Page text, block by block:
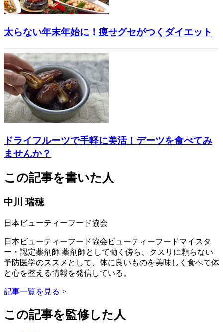
太らない年末年始に！痩せグセがつくダイエット
ドライフルーツで手軽に美活！デーツを食べてみ
ませんか？
この記事を書いた人
中川 瑞穂
日本ビューティーフード協会
日本ビューティーフード協会ビューティーフードマイスタ
ー・認定薬剤師 薬剤師として働く傍ら、クスリに頼らない
予防医学のススメとして、体に良いものを美味しく食べて体
と心を整える情報を発信している。
記事一覧を見る >
この記事を監修した人